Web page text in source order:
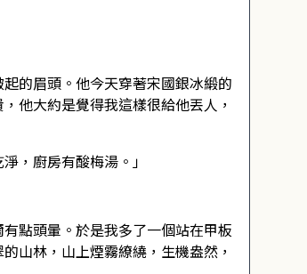
的眉頭。他今天穿著宋國銀冰緞的
他大約是覺得我這樣很給他丟人，
，廚房有酸梅湯。」
點頭暈。於是我多了一個站在甲板
山林，山上煙霧繚繞，生機盎然，